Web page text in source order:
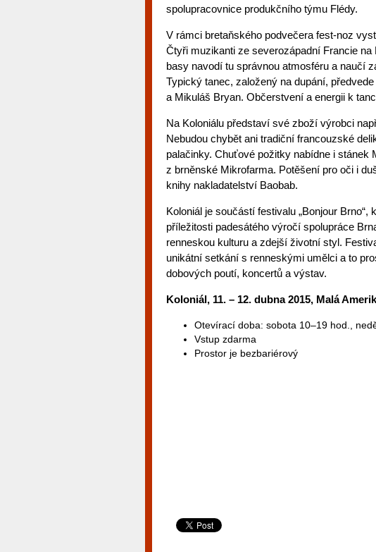
spolupracovnice produkčního týmu Flédy.
V rámci bretaňského podvečera fest-noz
Čtyři muzikanti ze severozápadní Francie
basy navodí tu správnou atmosféru a naučí
Typický tanec, založený na dupání,
a Mikuláš Bryan. Občerstvení a energii k
Na Koloniálu představí své zboží výrobci
Nebudou chybět ani tradiční francouzské
palačinky. Chuťové požitky nabídne i
z brněnské Mikrofarma. Potěšení pro oči i
knihy nakladatelství Baobab.
Koloniál je součástí festivalu „Bonjour
příležitosti padesátého výročí spolupráce
renneskou kulturu a zdejší životní styl.
unikátní setkání s renneskými umělci a to
dobových poutí, koncertů a výstav.
Koloniál, 11. – 12. dubna 2015, Malá
Otevírací doba: sobota 10–19 hod.,
Vstup zdarma
Prostor je bezbariérový